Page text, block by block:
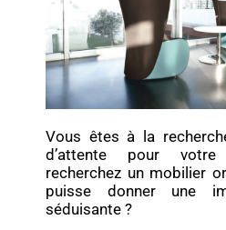
Vous êtes à la
d’attente pour votre
recherchez un mobilier
puisse donner une
séduisante ?